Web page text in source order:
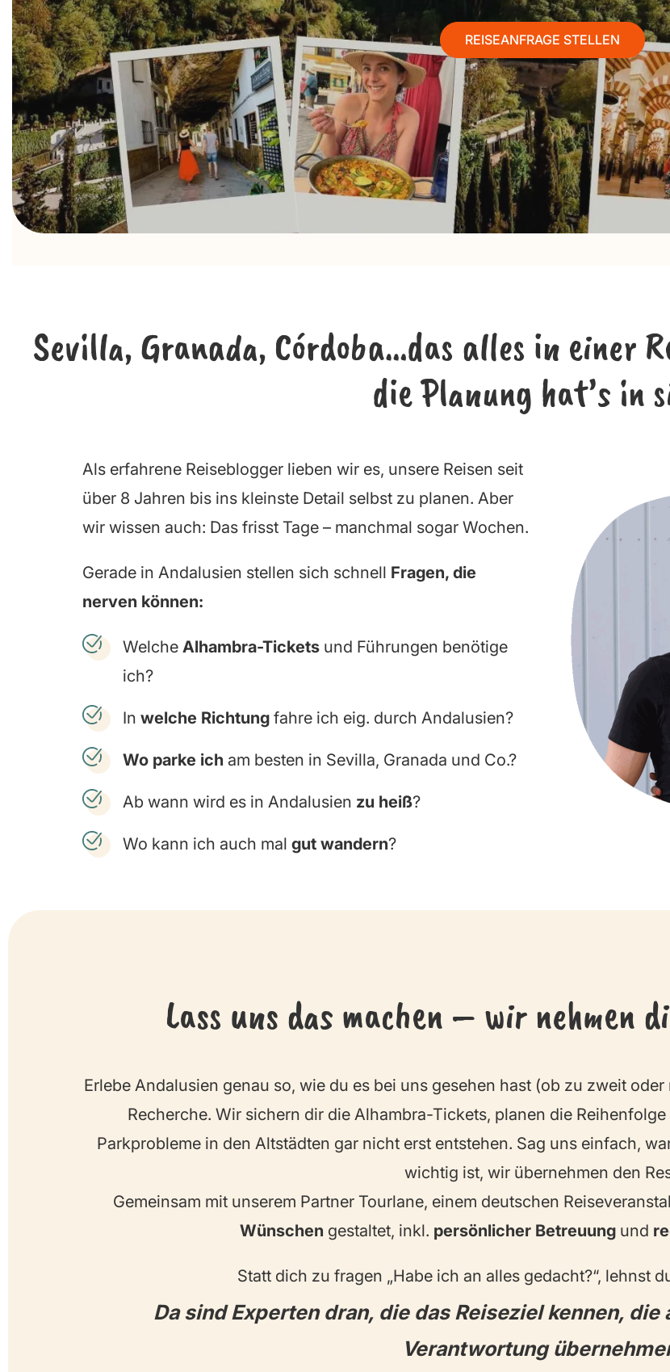
REISEANFRAGE STELLEN
Sevilla, Granada, Córdoba…das alles in einer
die Planung hat’s in
Als erfahrene Reiseblogger lieben wir es, unsere Reisen seit
über 8 Jahren bis ins kleinste Detail selbst zu planen. Aber
wir wissen auch: Das frisst Tage – manchmal sogar Wochen.
Gerade in Andalusien stellen sich schnell Fragen, die
nerven können:
Welche Alhambra-Tickets und Führungen benötige
ich?
In welche Richtung fahre ich eig. durch Andalusien?
Wo parke ich am besten in Sevilla, Granada und Co.?
Ab wann wird es in Andalusien zu heiß?
Wo kann ich auch mal gut wandern?
Lass uns das machen – wir nehmen
Erlebe Andalusien genau so, wie du es bei uns gesehen hast (ob zu zweit
Recherche. Wir sichern dir die Alhambra-Tickets, planen die
Parkprobleme in den Altstädten gar nicht erst entstehen. Sag uns einfach,
wichtig ist, wir übernehmen den
Gemeinsam mit unserem Partner Tourlane, einem deutschen
Wünschen gestaltet, inkl. persönlicher Betreuung und
Statt dich zu fragen „Habe ich an alles gedacht?“, lehnst
Da sind Experten dran, die das Reiseziel kennen,
Verantwortung